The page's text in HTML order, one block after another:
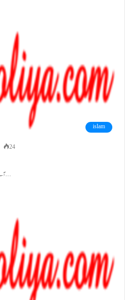
islam
24
آتے رہے اَنبیا کَمَا قِیْلَ لَھُمْ وَ الْخَاتَمُ حَقُّکُمْ کہ خاتم ہوئے تم یعنی …